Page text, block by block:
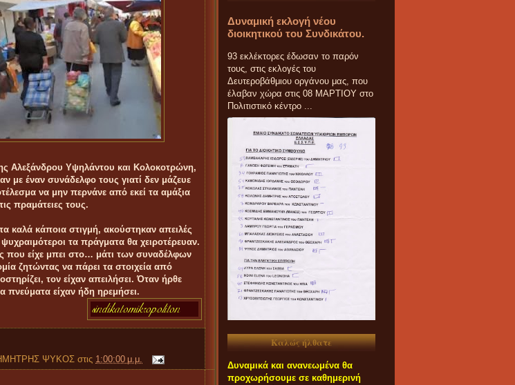
Αλεξάνδρου Υψηλάντου και Κολοκοτρώνη,
με έναν συνάδελφο τους γιατί δεν μάζευε
να μην περνάνε από εκεί τα αμάξια
πραμάτειες τους.
καλά κάποια στιγμή, ακούστηκαν απειλές
τα πράγματα θα χειροτέρευαν.
που είχε μπει στο… μάτι των συναδέλφων
ζητώντας να πάρει τα στοιχεία από
τον είχαν απειλήσει. Όταν ήρθε
πνεύματα είχαν ήδη ηρεμήσει.
ΨΥΚΟΣ στις 1:00:00 μ.μ.
Δυναμική εκλογή νέου
διοικητικού του Συνδικάτου.
93 εκλέκτορες έδωσαν το παρόν
τους, στις εκλογές του
Δευτεροβάθμιου οργάνου μας, που
έλαβαν χώρα στις 08 ΜΑΡΤΙΟΥ στο
Πολιτιστικό κέντρο ...
Καλώς ήλθατε
Δυναμικά και ανανεωμένα θα
προχωρήσουμε σε καθημερινή